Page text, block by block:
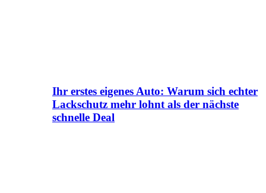
Ihr erstes eigenes Auto: Warum sich echter
Lackschutz mehr lohnt als der nächste
schnelle Deal